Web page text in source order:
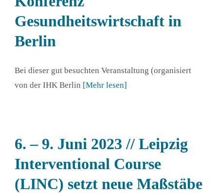
Gesundheitswirtschaft in
Berlin
Bei dieser gut besuchten Veranstaltung (organisiert
von der IHK Berlin [Mehr lesen]
6. – 9. Juni 2023 // Leipzig
Interventional Course
(LINC) setzt neue Maßstäbe